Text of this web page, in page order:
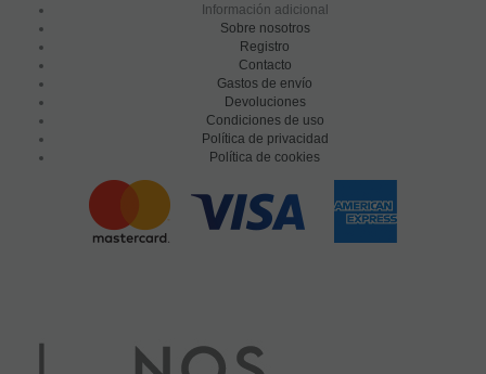
Información adicional
Sobre nosotros
Registro
Contacto
Gastos de envío
Devoluciones
Condiciones de uso
Política de privacidad
Política de cookies